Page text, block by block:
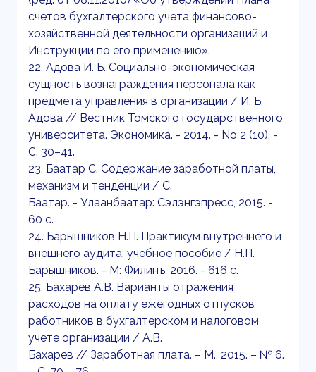
счетов бухгалтерского учета финансово-
хозяйственной деятельности организаций и
Инструкции по его применению».
22. Адова И. Б. Социально-экономическая
сущность вознаграждения персонала как
предмета управления в организации / И. Б.
Адова // Вестник Томского государственного
университета. Экономика. - 2014. - No 2 (10). -
С. 30–41.
23. Баатар С. Содержание заработной платы,
механизм и тенденции / С.
Баатар. - Улаанбаатар: Сэлэнгэпресс, 2015. -
60 c.
24. Барышников Н.П. Практикум внутреннего и
внешнего аудита: учебное пособие / Н.П.
Барышников. - М: Филинъ, 2016. - 616 с.
25. Бахарев А.В. Варианты отражения
расходов на оплату ежегодных отпусков
работников в бухгалтерском и налоговом
учете организации / А.В.
Бахарев // Заработная плата. – М., 2015. – № 6.